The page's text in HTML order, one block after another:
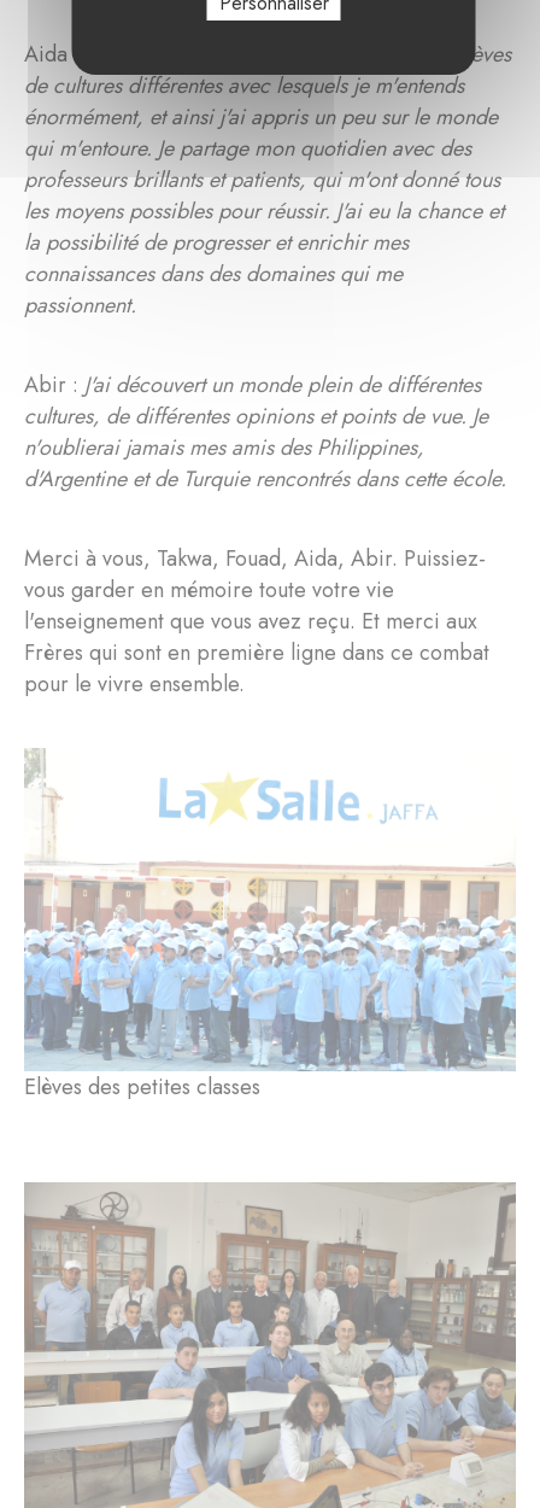
Aida :
L'école m'a permis la rencontre avec des élèves
de cultures différentes avec lesquels je m'entends
énormément, et ainsi j'ai appris un peu sur le monde
qui m'entoure. Je partage mon quotidien avec des
professeurs brillants et patients, qui m'ont donné tous
les moyens possibles pour réussir. J'ai eu la chance et
la possibilité de progresser et enrichir mes
connaissances dans des domaines qui me
passionnent.
Abir : J'ai découvert un monde plein de différentes
cultures, de différentes opinions et points de vue. Je
n'oublierai jamais mes amis des Philippines,
d'Argentine et de Turquie rencontrés dans cette école.
Merci à vous, Takwa, Fouad, Aida, Abir. Puissiez-
vous garder en mémoire toute votre vie
l'enseignement que vous avez reçu. Et merci aux
Frères qui sont en première ligne dans ce combat
pour le vivre ensemble.
Elèves des petites classes